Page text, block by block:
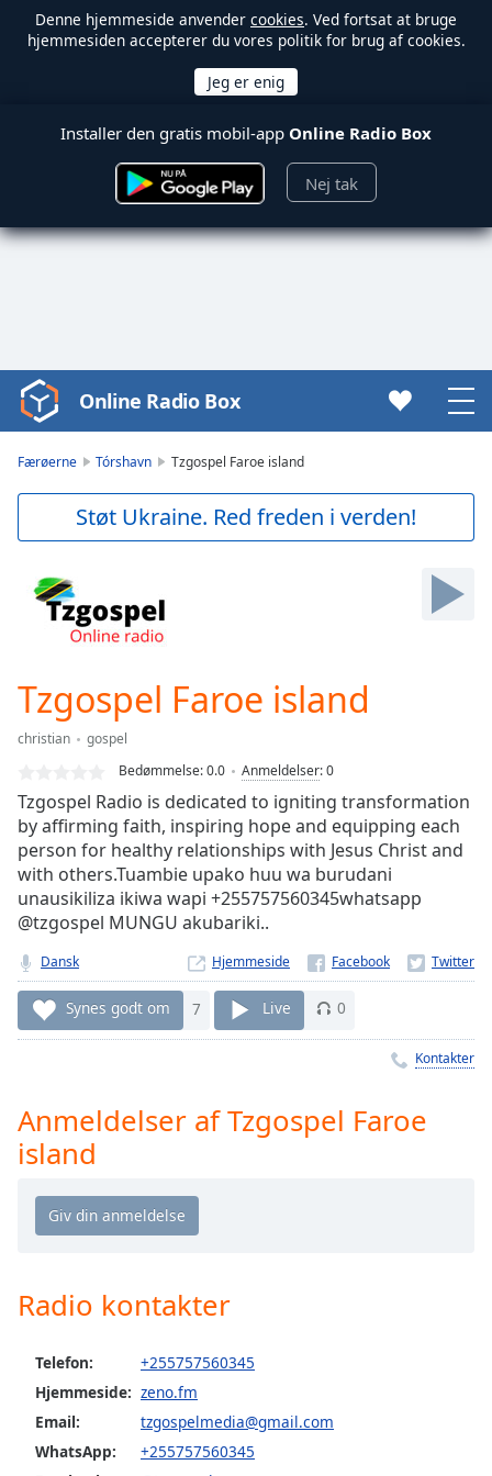
Denne hjemmeside anvender cookies. Ved fortsat at bruge
hjemmesiden accepterer du vores politik for brug af cookies.
Installer den gratis mobil-app Online Radio Box
Nej tak
Video
Player
Skip
Backward
Current
Time0:00
-:-
0.00%
Stream
TypeLIVE
Seek to
live,
currently
behind
Remaining
Time-
Chapters
Descriptions
off,
selected
Subtitles
subtitles
settings
opens
Online Radio Box
Færøerne Tórshavn Tzgospel Faroe island
Støt Ukraine. Red freden i verden!
Tzgospel Faroe island
christian
gospel
Bedømmelse:0.0 Anmeldelser:0
Tzgospel Radio is dedicated to igniting transformation
by affirming faith, inspiring hope and equipping each
person for healthy relationships with Jesus Christ and
with others.Tuambie upako huu wa burudani
unausikiliza ikiwa wapi +255757560345whatsapp
@tzgospel MUNGU akubariki..
Dansk Hjemmeside
Synes godt om 7 Live 0
Kontakter
Anmeldelser af Tzgospel Faroe
island
Radio kontakter
Telefon:
+255757560345
Hjemmeside: zeno.fm
Email:
tzgospelmedia@gmail.com
WhatsApp:
+255757560345